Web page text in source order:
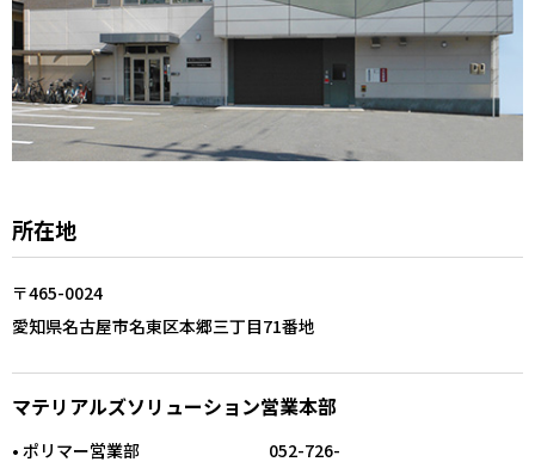
所在地
〒465-0024
愛知県名古屋市名東区本郷三丁目71番地
マテリアルズソリューション営業本部
• ポリマー営業部
052-726-